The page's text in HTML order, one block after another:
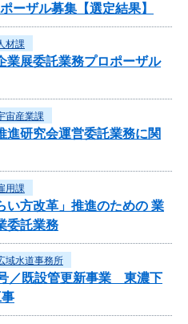
ーザル募集【選定結果】
材課
業展委託業務プロポーザル
宙産業課
進研究会運営委託業務に関
用課
い方改革」推進のための 業
委託業務
域水道事務所
／既設管更新事業 東濃下